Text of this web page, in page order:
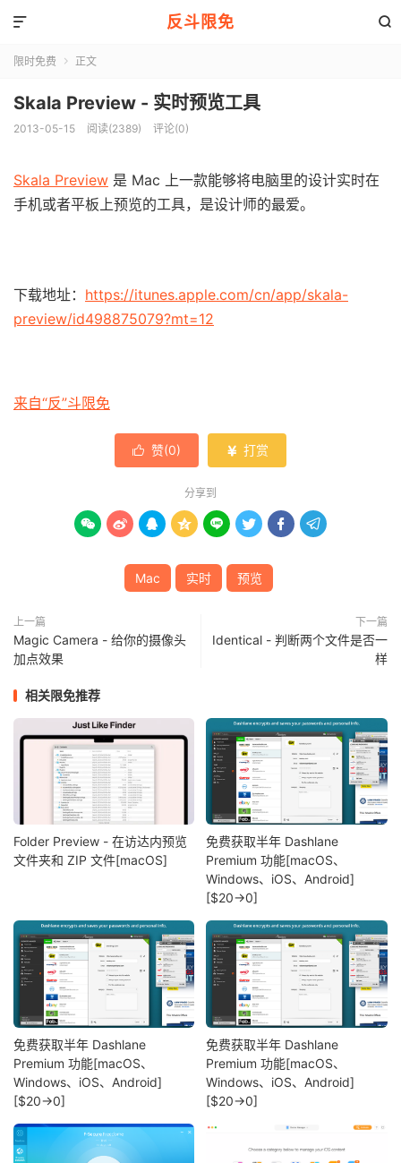
反斗限免 

限时免费  正文
Skala Preview - 实时预览工具
2013-05-15 阅读(2389) 评论(0)
Skala Preview 是 Mac 上一款能够将电脑里的设计实时在
手机或者平板上预览的工具，是设计师的最爱。
下载地址： https://itunes.apple.com/cn/app/skala-
preview/id498875079?mt=12
来自“反”斗限免
 赞(0)  打赏
分享到
       
Mac 实时 预览
上一篇
Magic Camera - 给你的摄像头
加点效果
下一篇
Identical - 判断两个文件是否一
样
相关限免推荐
Folder Preview - 在访达内预览
文件夹和 ZIP 文件[macOS]
免费获取半年 Dashlane
Premium 功能[macOS、
Windows、iOS、Android]
[$20→0]
免费获取半年 Dashlane
Premium 功能[macOS、
Windows、iOS、Android]
[$20→0]
免费获取半年 Dashlane
Premium 功能[macOS、
Windows、iOS、Android]
[$20→0]